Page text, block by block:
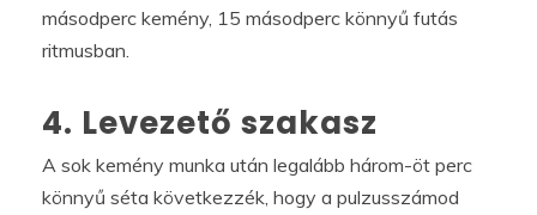
másodperc kemény, 15 másodperc könnyű futás
ritmusban.
4. Levezető szakasz
A sok kemény munka után legalább három-öt perc
könnyű séta következzék, hogy a pulzusszámod